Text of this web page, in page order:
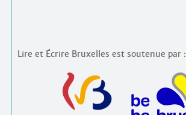
Lire et Écrire Bruxelles est soutenue par :